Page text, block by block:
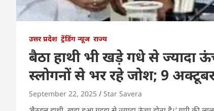
उत्तर प्रदेश ट्रेंडिंग न्यूज राज्य
बैठा हाथी भी खड़े गधे से ज्यादा
स्लोगनों से भर रहे जोश; 9
September 22, 2025 Star Savera